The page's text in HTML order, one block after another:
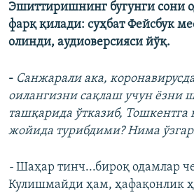
Эшиттиришнинг бугунги сони
фарқ қилади: суҳбат Фейсбук
олинди, аудиоверсияси йўқ.
- Санжарали ака,
оилангизни сақлаш учун ёзни
ташқарида ўтказиб,
жойида турибдими? Нима
- Шаҳар тинч...бироқ одамлар
Кулишмайди ҳам, ҳафақонлик